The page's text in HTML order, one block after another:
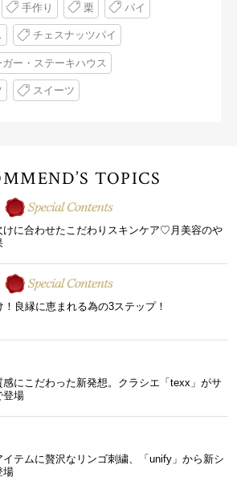
手作り 栗 パイ
チェスナッツパイ
ー・ステーキハウス
スイーツ
TOPICS
けに合わせたこだわりスキンケア♡月美容のや
！良縁に恵まれる為の3ステップ！
感にこだわった新発想。クラシエ「texx」がサ
登場
イテムに贅沢なリンゴ刺繍、「unify」から新シ
場